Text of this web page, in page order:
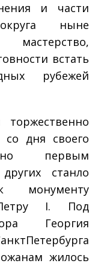
и части
ныне
мастерство,
встать
рубежей
дня своего
первым
станло
монументу
I. Под
Георгия
жилось